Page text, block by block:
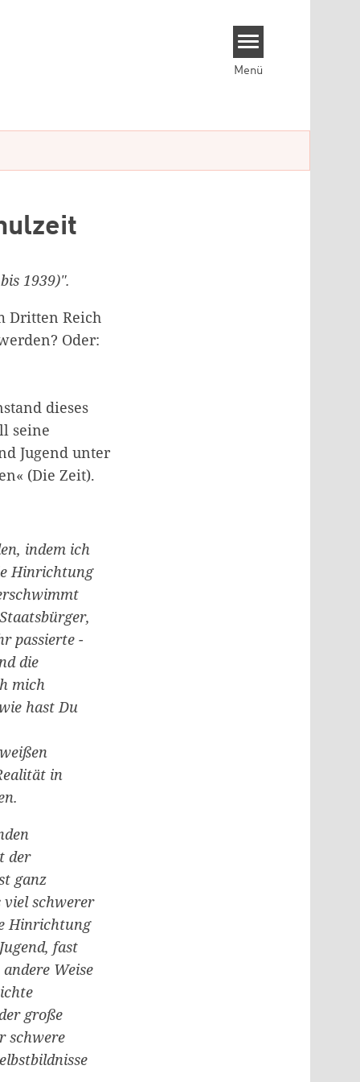
Menü
1939)".
Dritten Reich
Oder:
dieses
seine
Jugend unter
(Die Zeit).
indem ich
Hinrichtung
passierte -
die
mich
hast Du
in
der
ganz
viel schwerer
Hinrichtung
fast
Weise
große
schwere